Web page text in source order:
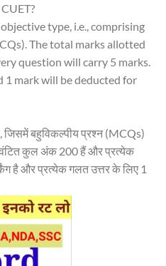
type, i.e., comprising
The total marks allotted
question will carry 5 marks.
1 mark will be deducted for
जिसमें बहुविकल्पीय प्रश्न (MCQs)
कुल अंक 200 हैं और प्रत्येक
है और प्रत्येक गलत उत्तर के लिए 1